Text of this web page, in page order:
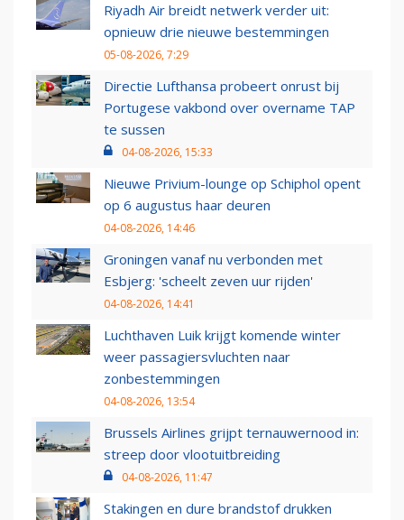
Riyadh Air breidt netwerk verder uit:
opnieuw drie nieuwe bestemmingen
05-08-2026, 7:29
Directie Lufthansa probeert onrust bij
Portugese vakbond over overname TAP
te sussen
04-08-2026, 15:33
Nieuwe Privium-lounge op Schiphol opent
op 6 augustus haar deuren
04-08-2026, 14:46
Groningen vanaf nu verbonden met
Esbjerg: 'scheelt zeven uur rijden'
04-08-2026, 14:41
Luchthaven Luik krijgt komende winter
weer passagiersvluchten naar
zonbestemmingen
04-08-2026, 13:54
Brussels Airlines grijpt ternauwernood in:
streep door vlootuitbreiding
04-08-2026, 11:47
Stakingen en dure brandstof drukken